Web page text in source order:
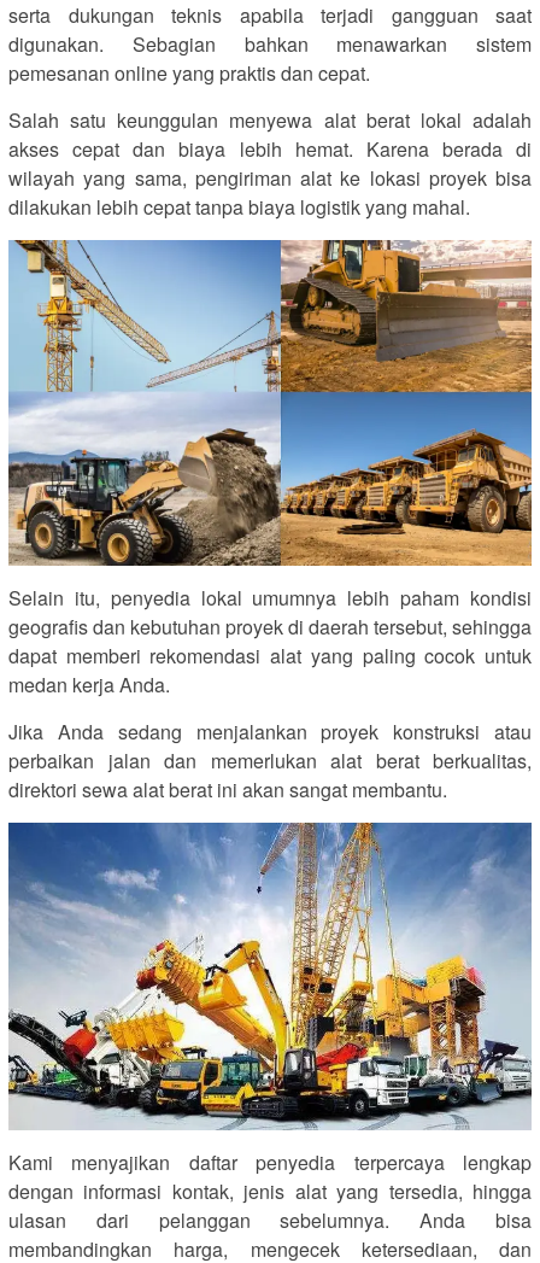
serta dukungan teknis apabila terjadi gangguan saat
digunakan. Sebagian bahkan menawarkan sistem
pemesanan online yang praktis dan cepat.
Salah satu keunggulan menyewa alat berat lokal adalah
akses cepat dan biaya lebih hemat. Karena berada di
wilayah yang sama, pengiriman alat ke lokasi proyek bisa
dilakukan lebih cepat tanpa biaya logistik yang mahal.
Selain itu, penyedia lokal umumnya lebih paham kondisi
geografis dan kebutuhan proyek di daerah tersebut, sehingga
dapat memberi rekomendasi alat yang paling cocok untuk
medan kerja Anda.
Jika Anda sedang menjalankan proyek konstruksi atau
perbaikan jalan dan memerlukan alat berat berkualitas,
direktori sewa alat berat ini akan sangat membantu.
Kami menyajikan daftar penyedia terpercaya lengkap
dengan informasi kontak, jenis alat yang tersedia, hingga
ulasan dari pelanggan sebelumnya. Anda bisa
membandingkan harga, mengecek ketersediaan, dan